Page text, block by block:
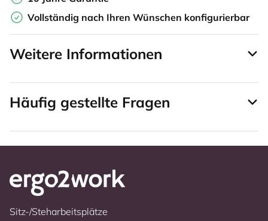
Vollständig nach Ihren Wünschen konfigurierbar
Weitere Informationen
Häufig gestellte Fragen
Sitz-/Steharbeitsplätze